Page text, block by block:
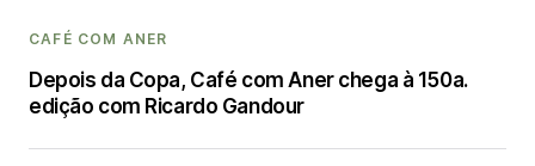
CAFÉ COM ANER
Depois da Copa, Café com Aner chega à 150a.
edição com Ricardo Gandour